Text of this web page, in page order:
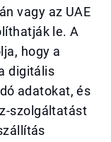
vagy az UAE
le. A
hogy a
digitális
adatokat, és
szolgáltatást